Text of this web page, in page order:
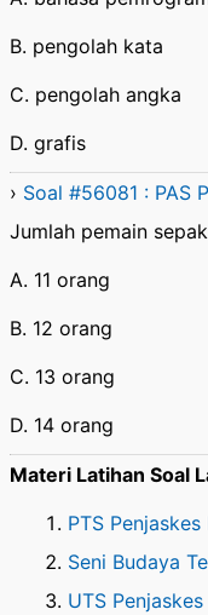
B. pengolah kata
C. pengolah angka
D. grafis
› Soal #56081 : PAS
Jumlah pemain
A. 11 orang
B. 12 orang
C. 13 orang
D. 14 orang
Materi Latihan Soal
PTS Penjaskes
Seni Budaya
UTS